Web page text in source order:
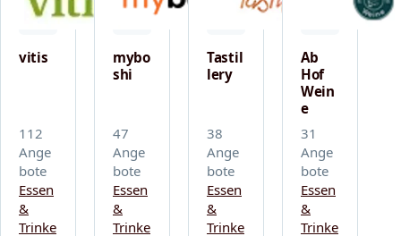
vitis
112
Ange
bote
Essen
&
Trinke
mybo
shi
47
Ange
bote
Essen
&
Trinke
Tastil
lery
38
Ange
bote
Essen
&
Trinke
Ab
Hof
Wein
e
31
Ange
bote
Essen
&
Trinke